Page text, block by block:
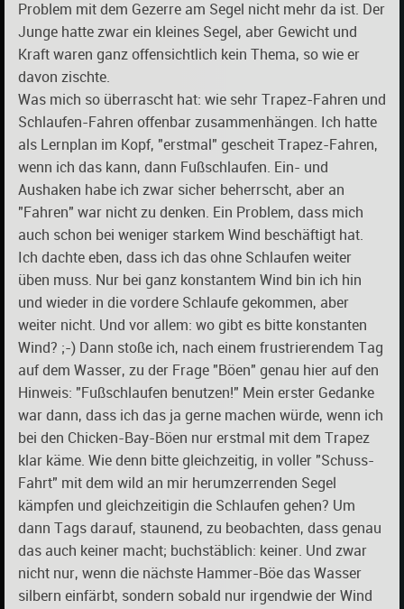
Problem mit dem Gezerre am Segel nicht mehr da ist. Der
Junge hatte zwar ein kleines Segel, aber Gewicht und
Kraft waren ganz offensichtlich kein Thema, so wie er
davon zischte.
Was mich so überrascht hat: wie sehr Trapez-Fahren und
Schlaufen-Fahren offenbar zusammenhängen. Ich hatte
als Lernplan im Kopf, "erstmal" gescheit Trapez-Fahren,
wenn ich das kann, dann Fußschlaufen. Ein- und
Aushaken habe ich zwar sicher beherrscht, aber an
"Fahren" war nicht zu denken. Ein Problem, dass mich
auch schon bei weniger starkem Wind beschäftigt hat.
Ich dachte eben, dass ich das ohne Schlaufen weiter
üben muss. Nur bei ganz konstantem Wind bin ich hin
und wieder in die vordere Schlaufe gekommen, aber
weiter nicht. Und vor allem: wo gibt es bitte konstanten
Wind? ;-) Dann stoße ich, nach einem frustrierendem Tag
auf dem Wasser, zu der Frage "Böen" genau hier auf den
Hinweis: "Fußschlaufen benutzen!" Mein erster Gedanke
war dann, dass ich das ja gerne machen würde, wenn ich
bei den Chicken-Bay-Böen nur erstmal mit dem Trapez
klar käme. Wie denn bitte gleichzeitig, in voller "Schuss-
Fahrt" mit dem wild an mir herumzerrenden Segel
kämpfen und gleichzeitigin die Schlaufen gehen? Um
dann Tags darauf, staunend, zu beobachten, dass genau
das auch keiner macht; buchstäblich: keiner. Und zwar
nicht nur, wenn die nächste Hammer-Böe das Wasser
silbern einfärbt, sondern sobald nur irgendwie der Wind